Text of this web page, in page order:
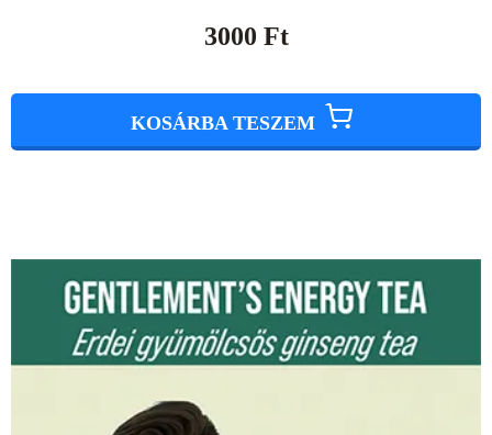
3000 Ft
KOSÁRBA TESZEM
price
was:
49990 Ft.
price
is:
45000 Ft.